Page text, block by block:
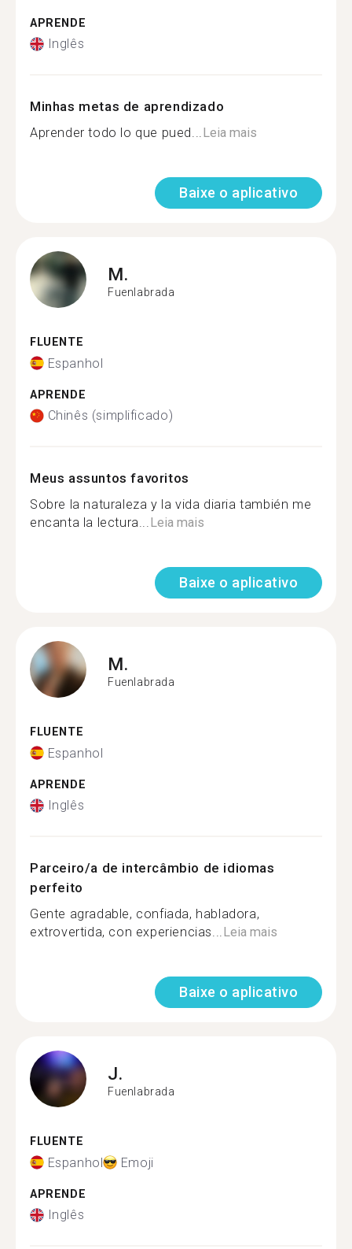
APRENDE
Inglês
Minhas metas de aprendizado
Aprender todo lo que pued...Leia mais
Baixe o aplicativo
M.
Fuenlabrada
FLUENTE
Espanhol
APRENDE
Chinês (simplificado)
Meus assuntos favoritos
Sobre la naturaleza y la vida diaria también me
encanta la lectura...Leia mais
Baixe o aplicativo
M.
Fuenlabrada
FLUENTE
Espanhol
APRENDE
Inglês
Parceiro/a de intercâmbio de idiomas
perfeito
Gente agradable, confiada, habladora,
extrovertida, con experiencias...Leia mais
Baixe o aplicativo
J.
Fuenlabrada
FLUENTE
Espanhol Emoji
APRENDE
Inglês